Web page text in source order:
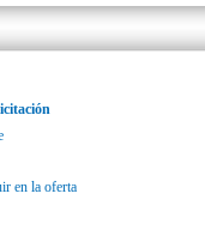
en la oferta